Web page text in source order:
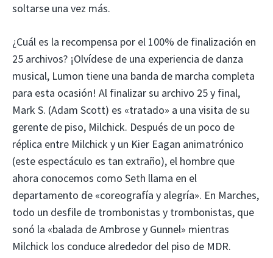
soltarse una vez más.
¿Cuál es la recompensa por el 100% de finalización en
25 archivos? ¡Olvídese de una experiencia de danza
musical, Lumon tiene una banda de marcha completa
para esta ocasión! Al finalizar su archivo 25 y final,
Mark S. (Adam Scott) es «tratado» a una visita de su
gerente de piso, Milchick. Después de un poco de
réplica entre Milchick y un Kier Eagan animatrónico
(este espectáculo es tan extraño), el hombre que
ahora conocemos como Seth llama en el
departamento de «coreografía y alegría». En Marches,
todo un desfile de trombonistas y trombonistas, que
sonó la «balada de Ambrose y Gunnel» mientras
Milchick los conduce alrededor del piso de MDR.